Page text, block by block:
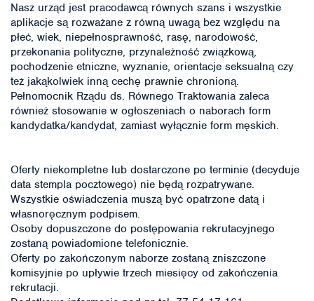
Nasz urząd jest pracodawcą równych szans i wszystkie
aplikacje są rozważane z równą uwagą bez względu na
płeć, wiek, niepełnosprawność, rasę, narodowość,
przekonania polityczne, przynależność związkową,
pochodzenie etniczne, wyznanie, orientacje seksualną czy
też jakąkolwiek inną cechę prawnie chronioną.
Pełnomocnik Rządu ds. Równego Traktowania zaleca
również stosowanie w ogłoszeniach o naborach form
kandydatka/kandydat, zamiast wyłącznie form męskich.
Oferty niekompletne lub dostarczone po terminie (decyduje
data stempla pocztowego) nie będą rozpatrywane.
Wszystkie oświadczenia muszą być opatrzone datą i
własnoręcznym podpisem.
Osoby dopuszczone do postępowania rekrutacyjnego
zostaną powiadomione telefonicznie.
Oferty po zakończonym naborze zostaną zniszczone
komisyjnie po upływie trzech miesięcy od zakończenia
rekrutacji.